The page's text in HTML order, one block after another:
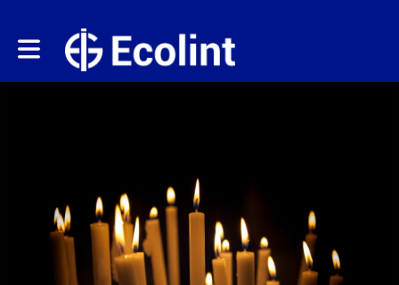
Toggle main navigation